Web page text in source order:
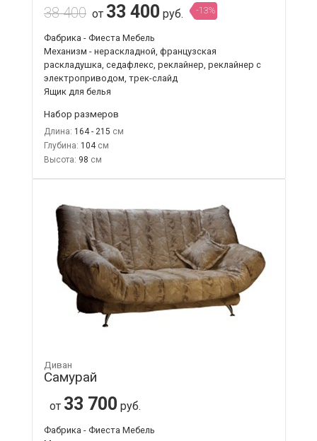
38 400 от 33 400 руб. -13%
Фабрика - Фиеста Мебель
Механизм - нераскладной, французская
раскладушка, седафлекс, реклайнер, реклайнер с
электроприводом, трек-слайд
Ящик для белья
Набор размеров
Длина: 164 - 215
Глубина: 104
Высота: 98
Диван
Самурай
от 33 700 руб.
Фабрика - Фиеста Мебель